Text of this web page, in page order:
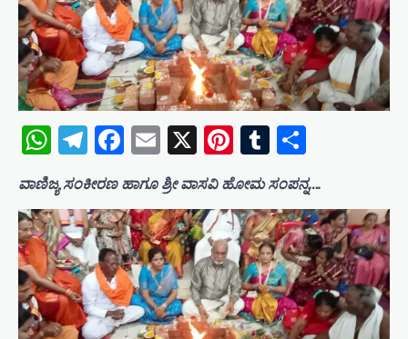
WhatsApp
Telegram
Facebook
Email
X Pinterest
Tumblr
ವಾಣಿಜ್ಯ ಸಂಕೀರಣ ಹಾಗೂ ಶ್ರೀ ವಾಸವಿ ಹೋಮ ಸಂಪನ್ನ….